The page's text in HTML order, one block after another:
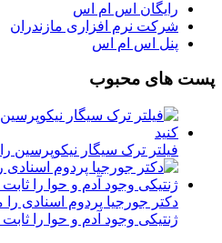
رایگان اس ام اس
شرکت نرم افزاری مازندران
پنل اس ام اس
پست های محبوب
فیلتر ترک سیگار نیکوپرسین
دکتر جورجیا پردوم اسنادی
ژنتیکی وجود آدم و حوا را ثابت